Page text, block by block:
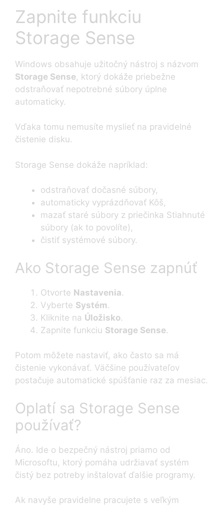
Zapnite funkciu
Storage Sense
Windows obsahuje užitočný nástroj s názvom
Storage Sense, ktorý dokáže priebežne
odstraňovať nepotrebné súbory úplne
automaticky.
Vďaka tomu nemusíte myslieť na pravidelné
čistenie disku.
Storage Sense dokáže napríklad:
odstraňovať dočasné súbory,
automaticky vyprázdňovať Kôš,
mazať staré súbory z priečinka Stiahnuté
súbory (ak to povolíte),
čistiť systémové súbory.
Ako Storage Sense zapnúť
Otvorte Nastavenia.
Vyberte Systém .
Kliknite na Úložisko.
Zapnite funkciu Storage Sense.
Potom môžete nastaviť, ako často sa má
čistenie vykonávať. Väčšine používateľov
postačuje automatické spúšťanie raz za mesiac.
Oplatí sa Storage Sense
používať?
Áno. Ide o bezpečný nástroj priamo od
Microsoftu, ktorý pomáha udržiavať systém
čistý bez potreby inštalovať ďalšie programy.
Ak navyše pravidelne pracujete s veľkým